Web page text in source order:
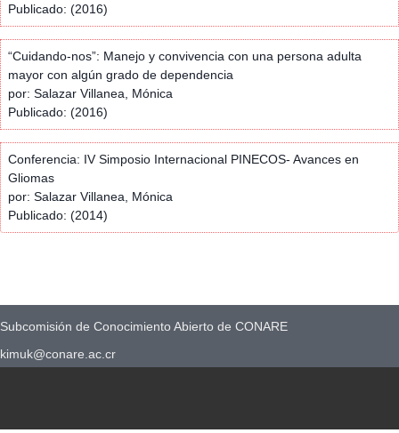
Publicado: (2016)
“Cuidando-nos”: Manejo y convivencia con una persona adulta
mayor con algún grado de dependencia
por: Salazar Villanea, Mónica
Publicado: (2016)
Conferencia: IV Simposio Internacional PINECOS- Avances en
Gliomas
por: Salazar Villanea, Mónica
Publicado: (2014)
Subcomisión de Conocimiento Abierto de CONARE
kimuk@conare.ac.cr